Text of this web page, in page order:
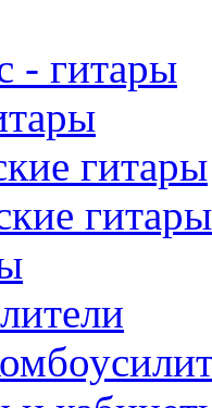
- гитары
гитары
гитары